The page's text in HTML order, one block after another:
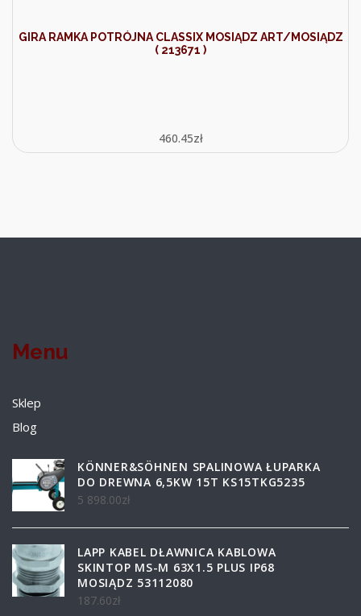
GIRA RAMKA POTRÓJNA CLASSIX MOSIĄDZ ART/MOSIĄDZ
( 213671 )
460.45zł
Menu
Sklep
Blog
KÖNNER&SÖHNEN SPALINOWA ŁUPARKA
DO DREWNA 6,5KW 15T KS15TKG5235
5 898.00zł
LAPP KABEL DŁAWNICA KABLOWA
SKINTOP MS-M 63X1.5 PLUS IP68
MOSIĄDZ 53112080
187.60zł